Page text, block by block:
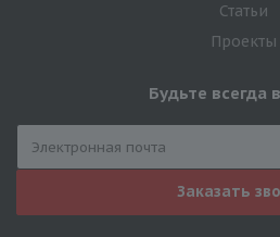
Статьи
Проекты
Будьте всегда
Заказать